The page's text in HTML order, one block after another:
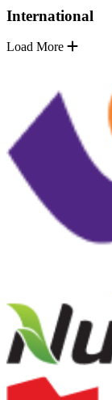
International
Load More